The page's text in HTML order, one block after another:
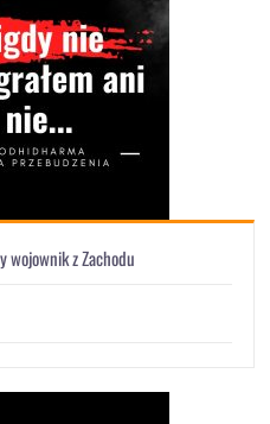
wojownik z Zachodu